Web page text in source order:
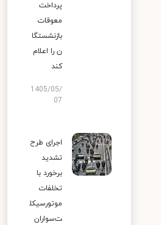
پرداخت
معوقات
بازنشستگا
ن را اعلام
کند
1405/05/
07
اجرای طرح
تشدید
برخورد با
تخلفات
موتورسیکل
ت‌سواران